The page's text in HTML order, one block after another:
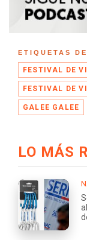
ETIQUETAS
FESTIVAL DE
FESTIVAL DE
GALEE GALEE
LO MÁS